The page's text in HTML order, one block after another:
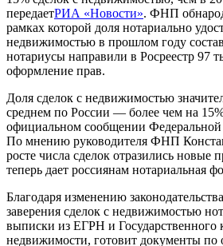
передаетРИА «Новости». ФНП
рамках которой доля нотариально
недвижимостью в прошлом году
нотариусы направили в Росреестр 97
оформление прав.
Доля сделок с недвижимостью
среднем по России — более чем на
официальном сообщении Федеральной
По мнению руководителя ФНП
росте числа сделок отразились новые
теперь дает россиянам нотариальная
Благодаря изменению
заверения сделок с недвижимостью
выписки из ЕГРН и Государственного
недвижимости, готовит документы по